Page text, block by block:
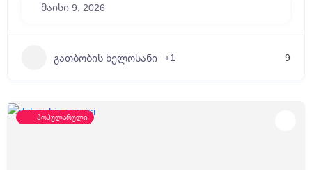
მაისი 9, 2026
გათბობის ხელოსანი +1 9
პოპულარული